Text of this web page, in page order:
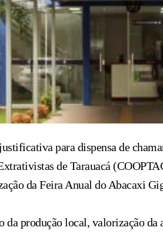
para dispensa de
de Tarauacá
da Feira Anual do Abacaxi
da produção local, valorização